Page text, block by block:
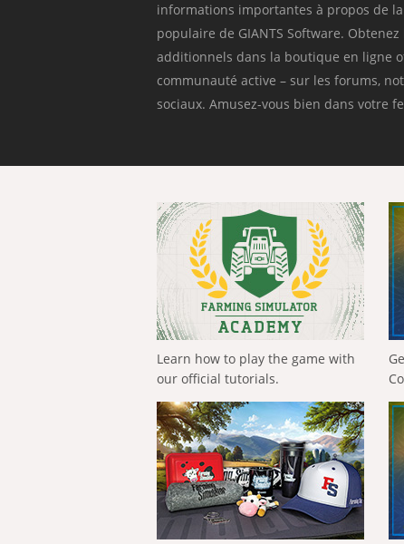
informations importantes à propos de
populaire de GIANTS Software.
additionnels dans la boutique en ligne
communauté active – sur les forums,
sociaux. Amusez-vous bien dans votre
Learn how to play the game with
our official tutorials.